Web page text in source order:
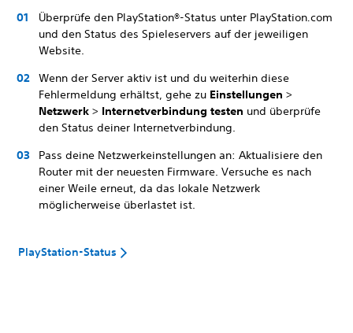
Überprüfe den PlayStation®-Status unter PlayStation.com
und den Status des Spieleservers auf der jeweiligen
Website.
Wenn der Server aktiv ist und du weiterhin diese
Fehlermeldung erhältst, gehe zu Einstellungen >
Netzwerk > Internetverbindung testen und überprüfe
den Status deiner Internetverbindung.
Pass deine Netzwerkeinstellungen an: Aktualisiere den
Router mit der neuesten Firmware. Versuche es nach
einer Weile erneut, da das lokale Netzwerk
möglicherweise überlastet ist.
PlayStation-Status